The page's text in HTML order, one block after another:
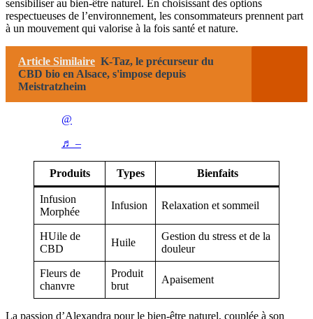
sensibiliser au bien-être naturel. En choisissant des options
respectueuses de l’environnement, les consommateurs prennent part
à un mouvement qui valorise à la fois santé et nature.
Article Similaire K-Taz, le précurseur du
CBD bio en Alsace, s'impose depuis
Meistratzheim
@
♬ –
Produits Types Bienfaits
Infusion
Morphée
Infusion Relaxation et sommeil
HUile de
CBD
Huile
Gestion du stress et de la
douleur
Fleurs de
chanvre
Produit
brut
Apaisement
La passion d’Alexandra pour le bien-être naturel, couplée à son